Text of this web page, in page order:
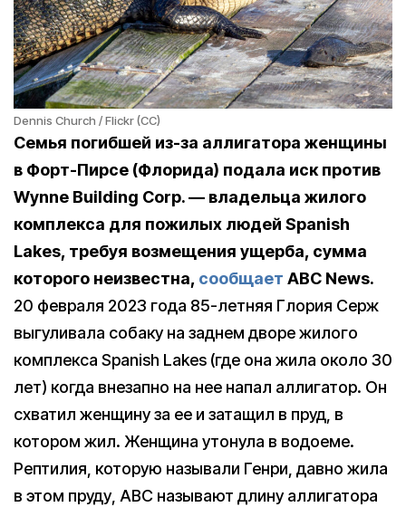
Dennis Church / Flickr (CC)
Семья погибшей из-за аллигатора женщины
в Форт-Пирсе (Флорида) подала иск против
Wynne Building Corp. — владельца жилого
комплекса для пожилых людей Spanish
Lakes, требуя возмещения ущерба, сумма
которого неизвестна, сообщает ABC News.
20 февраля 2023 года 85-летняя Глория Серж
выгуливала собаку на заднем дворе жилого
комплекса Spanish Lakes (где она жила около 30
лет) когда внезапно на нее напал аллигатор. Он
схватил женщину за ее и затащил в пруд, в
котором жил. Женщина утонула в водоеме.
Рептилия, которую называли Генри, давно жила
в этом пруду, ABC называют длину аллигатора